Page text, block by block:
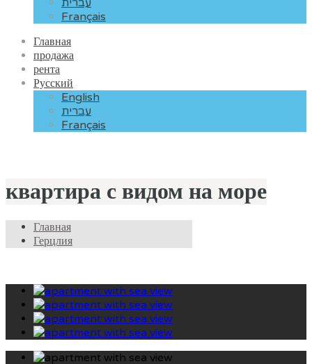
Français
Главная
продажа
рента
Русский
English
עברית
Français
квартира с видом на море
Главная
Герцлия